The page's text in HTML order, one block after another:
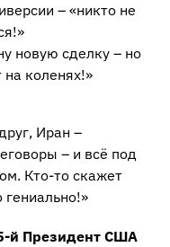
– «никто не
новую сделку – но
на коленях!»
Иран –
– и всё под
Кто-то скажет
гениально!»
й Президент США